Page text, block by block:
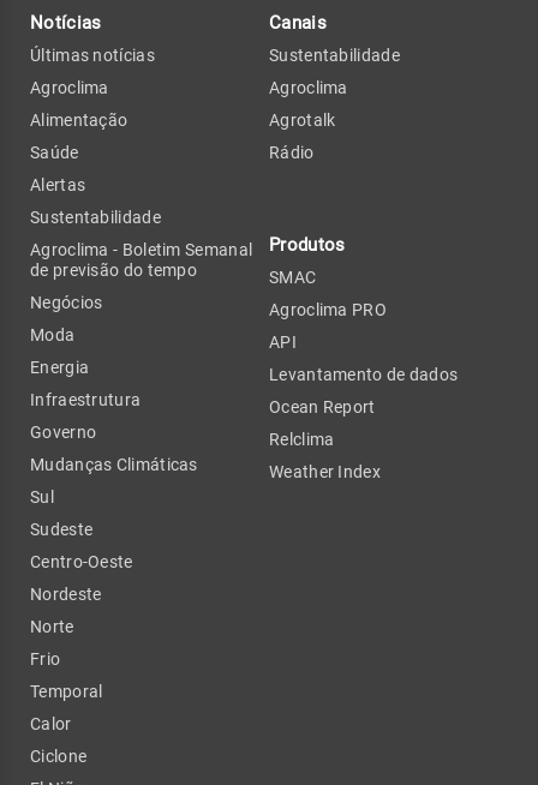
Notícias
Últimas notícias
Agroclima
Alimentação
Saúde
Alertas
Sustentabilidade
Agroclima - Boletim Semanal
de previsão do tempo
Negócios
Moda
Energia
Infraestrutura
Governo
Mudanças Climáticas
Sul
Sudeste
Centro-Oeste
Nordeste
Norte
Frio
Temporal
Calor
Ciclone
Canais
Sustentabilidade
Agroclima
Agrotalk
Rádio
Produtos
SMAC
Agroclima PRO
API
Levantamento de dados
Ocean Report
Relclima
Weather Index